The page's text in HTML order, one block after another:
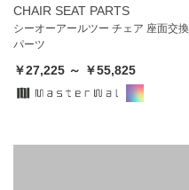
CHAIR SEAT PARTS
シーオーアールツー チェア 座面交換
パーツ
￥27,225 ～ ￥55,825